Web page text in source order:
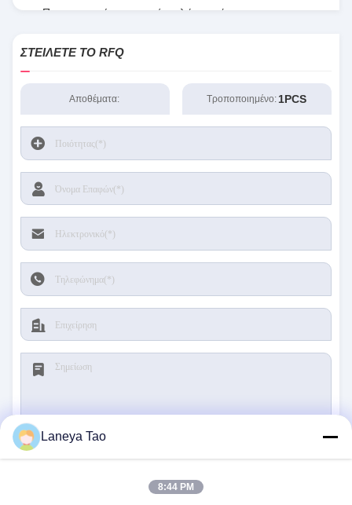
Προγραμματίσημη σειρά πυλών τομέων,
ΣΤΕΊΛΕΤΕ ΤΟ RFQ
Αποθέματα: Τροποποιημένο: 1PCS
Laneya Tao
8:44 PM